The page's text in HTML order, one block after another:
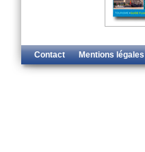
Contact Mentions légales